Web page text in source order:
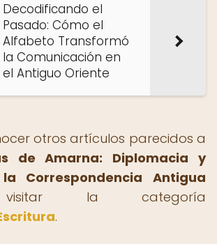
Decodificando el
Pasado: Cómo el
Alfabeto Transformó
la Comunicación en
el Antiguo Oriente
otros artículos parecidos a
de Amarna: Diplomacia y
Correspondencia Antigua
la categoría
.